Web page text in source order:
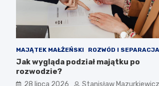
MAJĄTEK MAŁŻEŃSKI ROZWÓD I SEPARACJA
Jak wygląda podział majątku po
rozwodzie?
28 lipca 2026 Stanisław Mazurkiewicz